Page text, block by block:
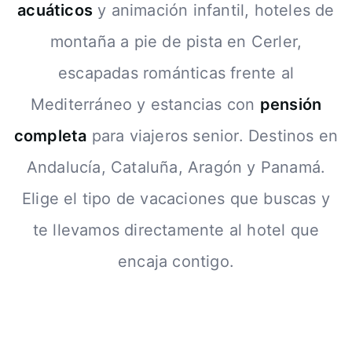
acuáticos y animación infantil, hoteles de
montaña a pie de pista en Cerler,
escapadas románticas frente al
Mediterráneo y estancias con pensión
completa para viajeros senior. Destinos en
Andalucía, Cataluña, Aragón y Panamá.
Elige el tipo de vacaciones que buscas y
te llevamos directamente al hotel que
encaja contigo.